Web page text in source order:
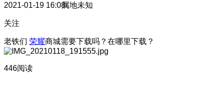
2021-01-19 16:08属地未知
关注
老铁们 荣耀商城需要下载吗？在哪里下载？
446阅读